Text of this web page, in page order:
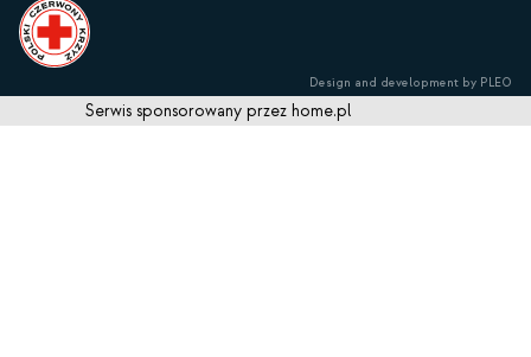
Design and development by PLEO
Serwis sponsorowany przez home.pl